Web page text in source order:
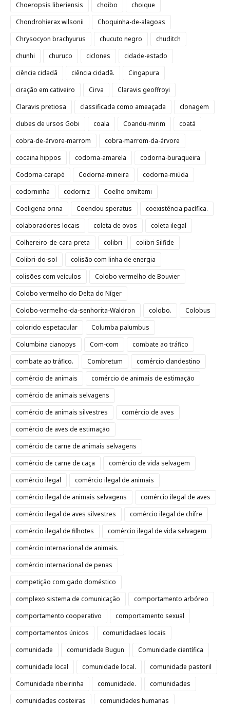
Choeropsis liberiensis
choibo
choique
Chondrohierax wilsonii
Choquinha-de-alagoas
Chrysocyon brachyurus
chucuto negro
chuditch
chunhi
churuco ciclones
cidade-estado
ciência cidadã
ciência cidadã.
Cingapura
ciração em cativeiro
Cirva
Claravis geoffroyi
Claravis pretiosa
classificada como ameaçada
clonagem
clubes de ursos Gobi
coala Coandu-mirim
coatá
cobra-de-árvore-marrom
cobra-marrom-da-árvore
cocaina hippos
codorna-amarela
codorna-buraqueira
Codorna-carapé
Codorna-mineira
codorna-miúda
codorninha
codorniz
Coelho omiltemi
Coeligena orina
Coendou speratus
coexistência pacífica.
colaboradores locais
coleta de ovos
coleta ilegal
Colhereiro-de-cara-preta
colibri
colibri Silfide
Colibri-do-sol
colisão com linha de energia
colisões com veículos
Colobo vermelho de Bouvier
Colobo vermelho do Delta do Níger
Colobo-vermelho-da-senhorita-Waldron
colobo.
Colobus
colorido espetacular
Columba palumbus
Columbina cianopys
Com-com
combate ao tráfico
combate ao tráfico.
Combretum
comércio clandestino
comércio de animais
comércio de animais de estimação
comércio de animais selvagens
comércio de animais silvestres
comércio de aves
comércio de aves de estimação
comércio de carne de animais selvagens
comércio de carne de caça
comércio de vida selvagem
comércio ilegal
comércio ilegal de animais
comércio ilegal de animais selvagens
comércio ilegal de aves
comércio ilegal de aves silvestres
comércio ilegal de chifre
comércio ilegal de filhotes
comércio ilegal de vida selvagem
comércio internacional de animais.
comércio internacional de penas
competição com gado doméstico
complexo sistema de comunicação
comportamento arbóreo
comportamento cooperativo
comportamento sexual
comportamentos únicos
comunidadaes locais
comunidade
comunidade Bugun
Comunidade científica
comunidade local
comunidade local.
comunidade pastoril
Comunidade ribeirinha
comunidade.
comunidades
comunidades costeiras
comunidades humanas